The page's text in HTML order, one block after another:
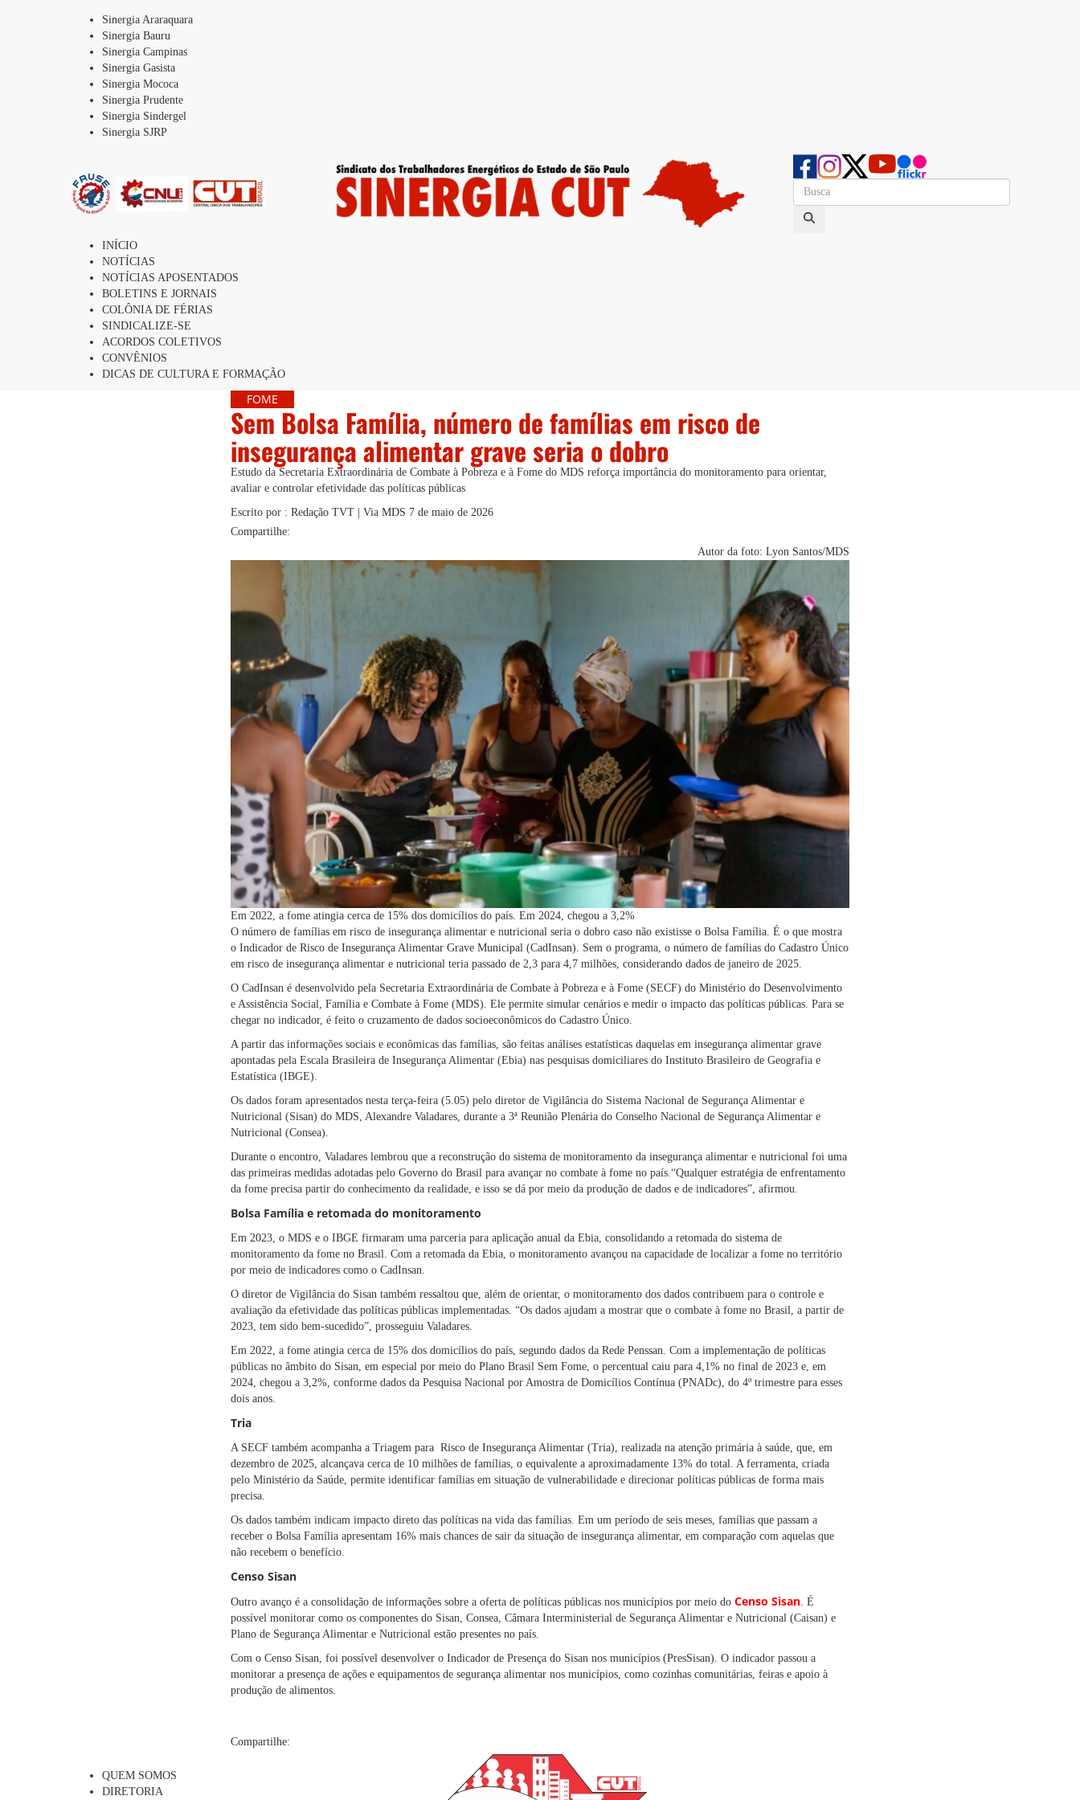
Sinergia Araraquara
Sinergia Bauru
Sinergia Campinas
Sinergia Gasista
Sinergia Mococa
Sinergia Prudente
Sinergia Sindergel
Sinergia SJRP
INÍCIO
NOTÍCIAS
NOTÍCIAS APOSENTADOS
BOLETINS E JORNAIS
COLÔNIA DE FÉRIAS
SINDICALIZE-SE
ACORDOS COLETIVOS
CONVÊNIOS
DICAS DE CULTURA E FORMAÇÃO
FOME
Sem Bolsa Família, número de famílias em risco de
insegurança alimentar grave seria o dobro
Estudo da Secretaria Extraordinária de Combate à Pobreza e à Fome do MDS reforça importância do monitoramento para orientar,
avaliar e controlar efetividade das políticas públicas
Escrito por : Redação TVT | Via MDS 7 de maio de 2026
Compartilhe:
Autor da foto: Lyon Santos/MDS
Em 2022, a fome atingia cerca de 15% dos domicílios do país. Em 2024, chegou a 3,2%
O número de famílias em risco de insegurança alimentar e nutricional seria o dobro caso não existisse o Bolsa Família. É o que mostra
o Indicador de Risco de Insegurança Alimentar Grave Municipal (CadInsan). Sem o programa, o número de famílias do Cadastro Único
em risco de insegurança alimentar e nutricional teria passado de 2,3 para 4,7 milhões, considerando dados de janeiro de 2025.
O CadInsan é desenvolvido pela Secretaria Extraordinária de Combate à Pobreza e à Fome (SECF) do Ministério do Desenvolvimento
e Assistência Social, Família e Combate à Fome (MDS). Ele permite simular cenários e medir o impacto das políticas públicas. Para se
chegar no indicador, é feito o cruzamento de dados socioeconômicos do Cadastro Único.
A partir das informações sociais e econômicas das famílias, são feitas análises estatísticas daquelas em insegurança alimentar grave
apontadas pela Escala Brasileira de Insegurança Alimentar (Ebia) nas pesquisas domiciliares do Instituto Brasileiro de Geografia e
Estatística (IBGE).
Os dados foram apresentados nesta terça-feira (5.05) pelo diretor de Vigilância do Sistema Nacional de Segurança Alimentar e
Nutricional (Sisan) do MDS, Alexandre Valadares, durante a 3ª Reunião Plenária do Conselho Nacional de Segurança Alimentar e
Nutricional (Consea).
Durante o encontro, Valadares lembrou que a reconstrução do sistema de monitoramento da insegurança alimentar e nutricional foi uma
das primeiras medidas adotadas pelo Governo do Brasil para avançar no combate à fome no país.“Qualquer estratégia de enfrentamento
da fome precisa partir do conhecimento da realidade, e isso se dá por meio da produção de dados e de indicadores”, afirmou.
Bolsa Família e retomada do monitoramento
Em 2023, o MDS e o IBGE firmaram uma parceria para aplicação anual da Ebia, consolidando a retomada do sistema de
monitoramento da fome no Brasil. Com a retomada da Ebia, o monitoramento avançou na capacidade de localizar a fome no território
por meio de indicadores como o CadInsan.
O diretor de Vigilância do Sisan também ressaltou que, além de orientar, o monitoramento dos dados contribuem para o controle e
avaliação da efetividade das políticas públicas implementadas. “Os dados ajudam a mostrar que o combate à fome no Brasil, a partir de
2023, tem sido bem-sucedido”, prosseguiu Valadares.
Em 2022, a fome atingia cerca de 15% dos domicílios do país, segundo dados da Rede Penssan. Com a implementação de políticas
públicas no âmbito do Sisan, em especial por meio do Plano Brasil Sem Fome, o percentual caiu para 4,1% no final de 2023 e, em
2024, chegou a 3,2%, conforme dados da Pesquisa Nacional por Amostra de Domicílios Contínua (PNADc), do 4º trimestre para esses
dois anos.
Tria
A SECF também acompanha a Triagem para Risco de Insegurança Alimentar (Tria), realizada na atenção primária à saúde, que, em
dezembro de 2025, alcançava cerca de 10 milhões de famílias, o equivalente a aproximadamente 13% do total. A ferramenta, criada
pelo Ministério da Saúde, permite identificar famílias em situação de vulnerabilidade e direcionar políticas públicas de forma mais
precisa.
Os dados também indicam impacto direto das políticas na vida das famílias. Em um período de seis meses, famílias que passam a
receber o Bolsa Família apresentam 16% mais chances de sair da situação de insegurança alimentar, em comparação com aquelas que
não recebem o benefício.
Censo Sisan
Outro avanço é a consolidação de informações sobre a oferta de políticas públicas nos municípios por meio do Censo Sisan. É
possível monitorar como os componentes do Sisan, Consea, Câmara Interministerial de Segurança Alimentar e Nutricional (Caisan) e
Plano de Segurança Alimentar e Nutricional estão presentes no país.
Com o Censo Sisan, foi possível desenvolver o Indicador de Presença do Sisan nos municípios (PresSisan). O indicador passou a
monitorar a presença de ações e equipamentos de segurança alimentar nos municípios, como cozinhas comunitárias, feiras e apoio à
produção de alimentos.
Compartilhe:
QUEM SOMOS
DIRETORIA